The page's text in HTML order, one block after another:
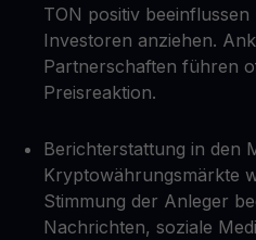
TON positiv
Investoren anziehen.
Partnerschaften führen
Preisreaktion.
Berichterstattung in den
Kryptowährungsmärkte
Stimmung der Anleger
Nachrichten, soziale